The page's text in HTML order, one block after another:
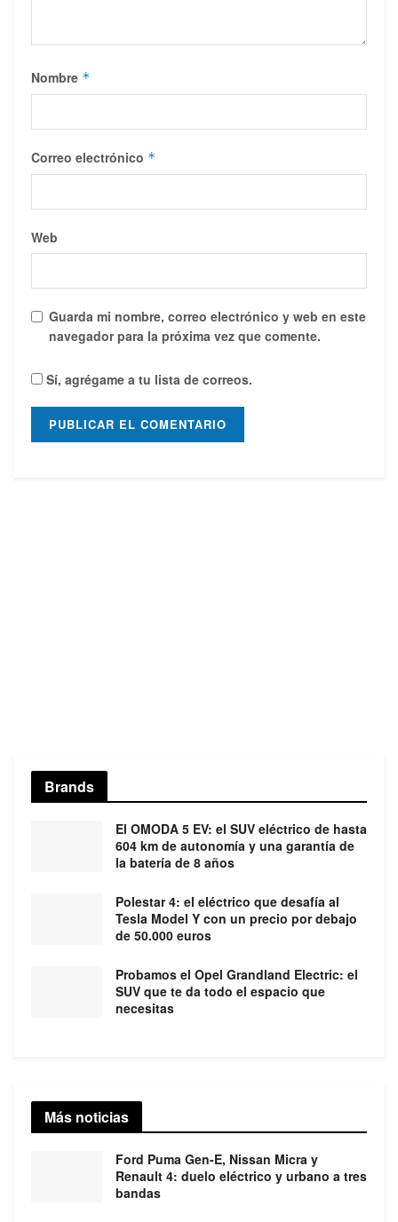
Nombre *
Correo electrónico *
Web
Guarda mi nombre, correo electrónico y web en este
navegador para la próxima vez que comente.
Sí, agrégame a tu lista de correos.
Brands
El OMODA 5 EV: el SUV eléctrico de hasta
604 km de autonomía y una garantía de
la batería de 8 años
Polestar 4: el eléctrico que desafía al
Tesla Model Y con un precio por debajo
de 50.000 euros
Probamos el Opel Grandland Electric: el
SUV que te da todo el espacio que
necesitas
Más noticias
Ford Puma Gen-E, Nissan Micra y
Renault 4: duelo eléctrico y urbano a tres
bandas